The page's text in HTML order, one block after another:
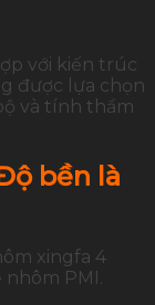
với kiến trúc
được lựa chọn
và tính thẩm
bền là
xingfa 4
nhôm PMI.